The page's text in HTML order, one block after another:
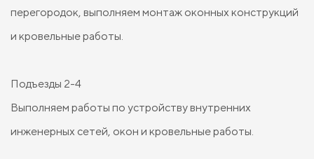
перегородок, выполняем монтаж оконных конструкций
и кровельные работы.
Подъезды 2-4
Выполняем работы по устройству внутренних
инженерных сетей, окон и кровельные работы.